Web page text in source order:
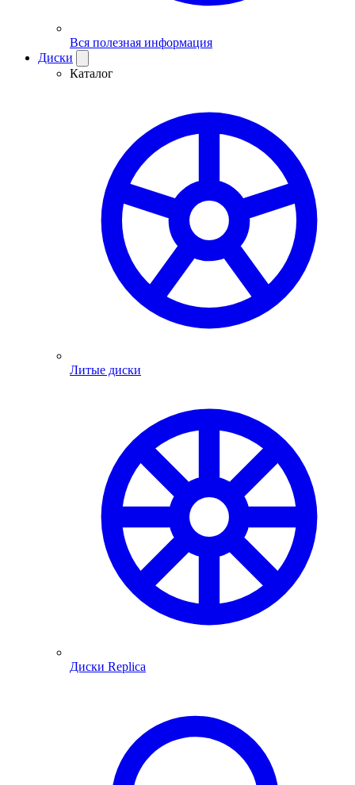
Вся полезная информация
Диски
Каталог
Литые диски
Диски Replica